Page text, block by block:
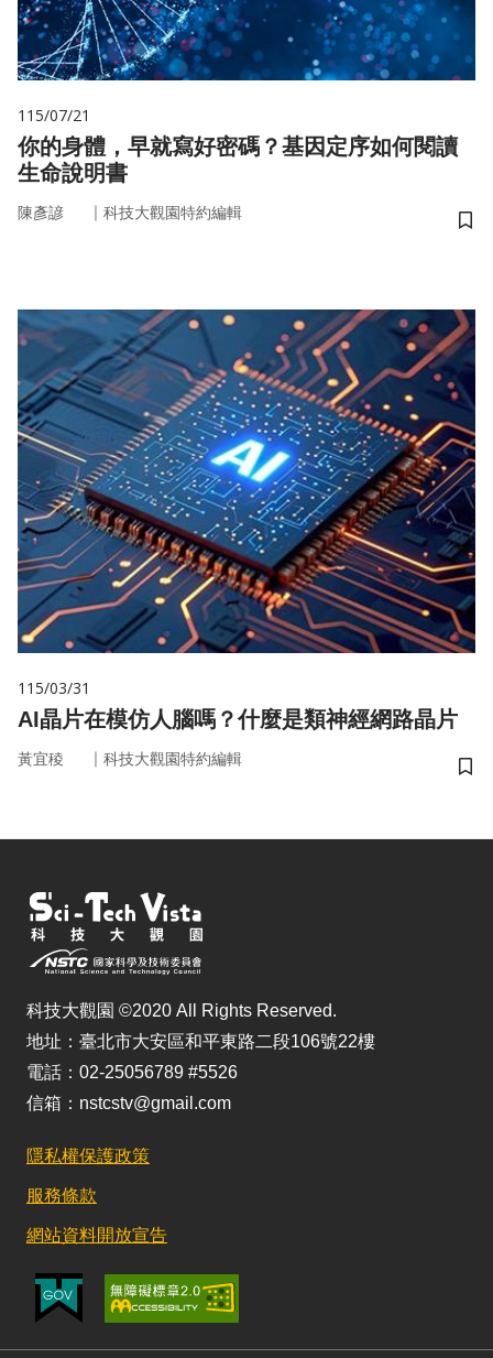
115/07/21
你的身體，早就寫好密碼？基因定序如何閱讀
生命說明書
陳彥諺 ｜ 科技大觀園特約編輯
儲
115/03/31
AI晶片在模仿人腦嗎？什麼是類神經網路晶片
黃宜稜 ｜ 科技大觀園特約編輯
儲
科技大觀園 ©2020 All Rights Reserved.
地址：臺北市大安區和平東路二段106號22樓
電話：02-25056789 #5526
信箱：nstcstv@gmail.com
隱私權保護政策
服務條款
網站資料開放宣告